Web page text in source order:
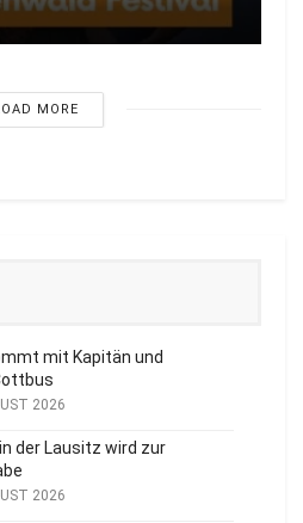
MORE
mit Kapitän und
2026
der Lausitz wird zur
2026